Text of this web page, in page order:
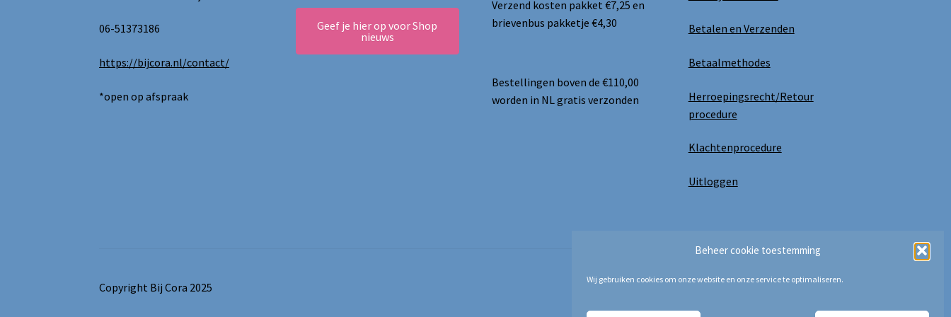
Beheer cookie toestemming
Wij gebruiken cookies om onze website en onze service te optimaliseren.
06-51373186
https://bijcora.nl/contact/
*open op afspraak
Geef je hier op voor Shop
nieuws
Verzend kosten pakket €7,25 en
brievenbus pakketje €4,30
Bestellingen boven de €110,00
worden in NL gratis verzonden
Betalen en Verzenden
Betaalmethodes
Herroepingsrecht/Retour
procedure
Klachtenprocedure
Uitloggen
Copyright Bij Cora 2025